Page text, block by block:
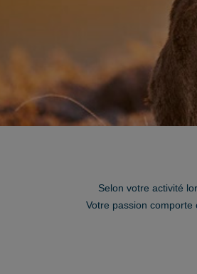
Selon votre activité
Votre passion